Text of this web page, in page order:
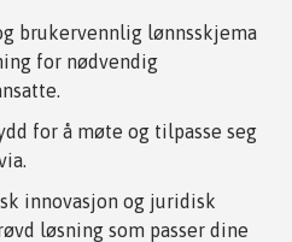
brukervennlig lønnsskjema
for nødvendig
for å møte og tilpasse seg
innovasjon og juridisk
løsning som passer dine